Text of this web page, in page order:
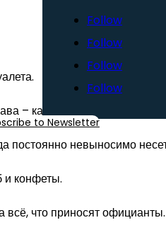
Follow
Follow
Follow
Follow
to Newsletter
– картошку, а напротив
постоянно невыносимо
и конфеты.
всё, что приносят официанты.